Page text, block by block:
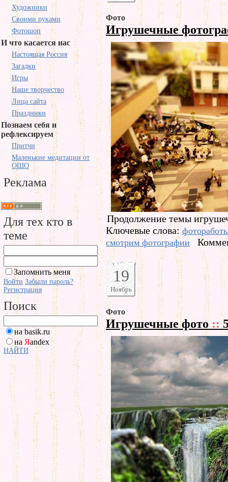
Художники
Своими руками
Фотошоп
И что касается нас
Настоящая Россия
Загадки
Игры
Наше творчество
Лица сайта
Праздники
Познаем себя и
рефлексируем
Притчи
Маленькие медитации от
ОШО
Реклама
Для тех кто в
теме
Запомнить меня
Войти Забыли пароль?
Регистрация
Поиск
на basik.ru
на Яandex
НАЙТИ
Фото
Игрушечные
Продолжение темы
Ключевые слова:
смотрим фотографии
19
Ноябрь
Фото
Игрушечные фото ::